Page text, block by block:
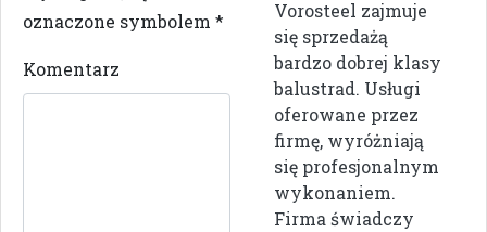
oznaczone symbolem *
Komentarz
Vorosteel zajmuje
się sprzedażą
bardzo dobrej klasy
balustrad. Usługi
oferowane przez
firmę, wyróżniają
się profesjonalnym
wykonaniem.
Firma świadczy